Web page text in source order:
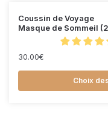
Coussin de Voyage
Masque de Sommeil
30.00€
Choix